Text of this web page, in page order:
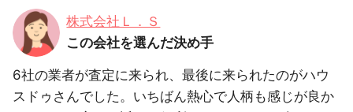
株式会社Ｌ．Ｓ
この会社を選んだ決め手
6社の業者が査定に来られ、最後に来られたのがハウ
スドゥさんでした。いちばん熱心で人柄も感じが良か